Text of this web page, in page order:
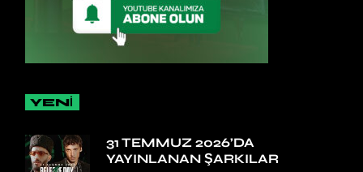
YENİ
31 TEMMUZ 2026’DA
YAYINLANAN ŞARKILAR